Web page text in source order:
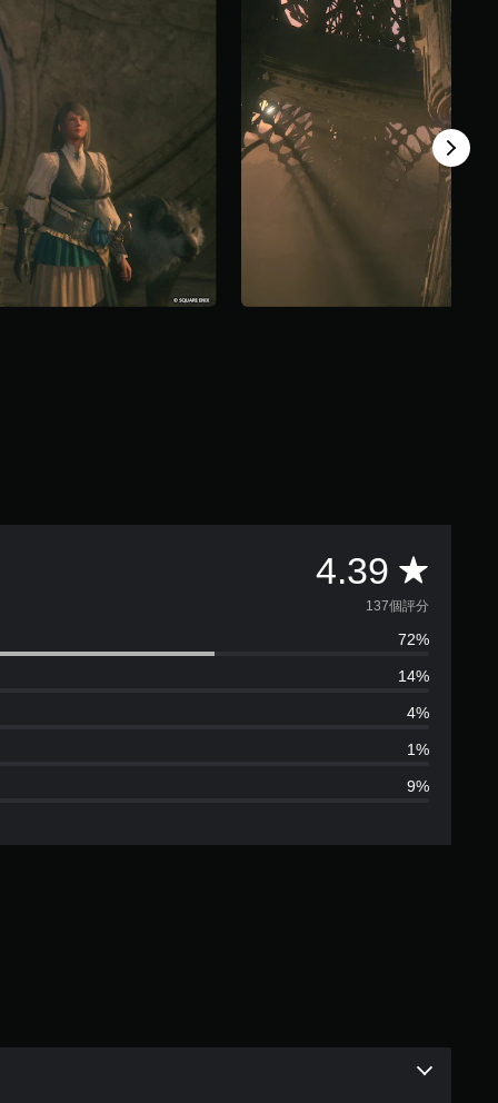
4.39 平
均
評
分
為
4
.
星
（
137個評分
72%
14%
4%
1%
9%